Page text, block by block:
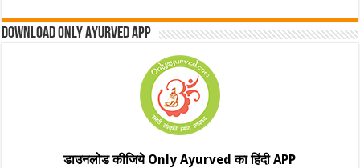
Download Only Ayurved App
डाउनलोड कीजिये Only Ayurved का हिंदी APP